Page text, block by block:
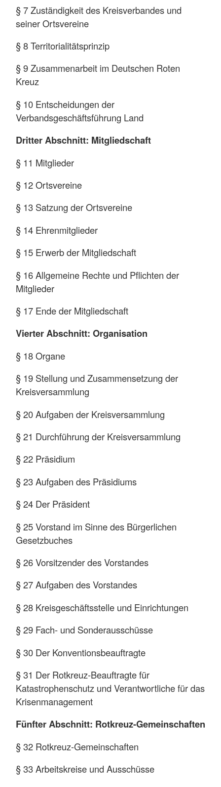
§ 7 Zuständigkeit des Kreisverbandes und
seiner Ortsvereine
§ 8 Territorialitätsprinzip
§ 9 Zusammenarbeit im Deutschen Roten
Kreuz
§ 10 Entscheidungen der
Verbandsgeschäftsführung Land
Dritter Abschnitt: Mitgliedschaft
§ 11 Mitglieder
§ 12 Ortsvereine
§ 13 Satzung der Ortsvereine
§ 14 Ehrenmitglieder
§ 15 Erwerb der Mitgliedschaft
§ 16 Allgemeine Rechte und Pflichten der
Mitglieder
§ 17 Ende der Mitgliedschaft
Vierter Abschnitt: Organisation
§ 18 Organe
§ 19 Stellung und Zusammensetzung der
Kreisversammlung
§ 20 Aufgaben der Kreisversammlung
§ 21 Durchführung der Kreisversammlung
§ 22 Präsidium
§ 23 Aufgaben des Präsidiums
§ 24 Der Präsident
§ 25 Vorstand im Sinne des Bürgerlichen
Gesetzbuches
§ 26 Vorsitzender des Vorstandes
§ 27 Aufgaben des Vorstandes
§ 28 Kreisgeschäftsstelle und Einrichtungen
§ 29 Fach- und Sonderausschüsse
§ 30 Der Konventionsbeauftragte
§ 31 Der Rotkreuz-Beauftragte für
Katastrophenschutz und Verantwortliche für das
Krisenmanagement
Fünfter Abschnitt: Rotkreuz-Gemeinschaften
§ 32 Rotkreuz-Gemeinschaften
§ 33 Arbeitskreise und Ausschüsse